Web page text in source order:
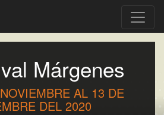
Márgenes
AL 13 DE
DEL 2020